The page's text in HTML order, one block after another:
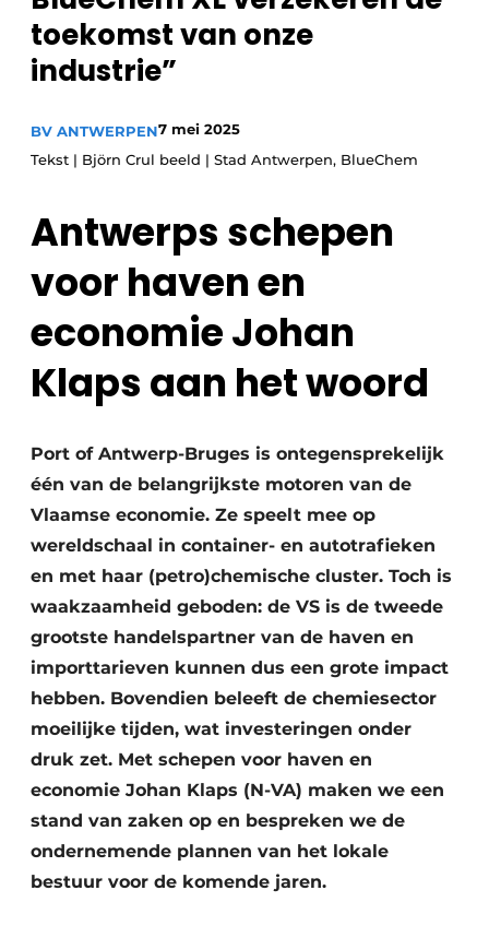
Privacy / Cookie statement
Vacature aanmelden
Video’s
toekomst van onze
industrie”
BV ANTWERPEN7 mei 2025
Tekst | Björn Crul beeld | Stad Antwerpen, BlueChem
Antwerps schepen
voor haven en
economie Johan
Klaps aan het woord
Port of Antwerp-Bruges is ontegensprekelijk
één van de belangrijkste motoren van de
Vlaamse economie. Ze speelt mee op
wereldschaal in container- en autotrafieken
en met haar (petro)chemische cluster. Toch is
waakzaamheid geboden: de VS is de tweede
grootste handelspartner van de haven en
importtarieven kunnen dus een grote impact
hebben. Bovendien beleeft de chemiesector
moeilijke tijden, wat investeringen onder
druk zet. Met schepen voor haven en
economie Johan Klaps (N-VA) maken we een
stand van zaken op en bespreken we de
ondernemende plannen van het lokale
bestuur voor de komende jaren.